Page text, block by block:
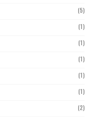
(5)
(1)
(1)
(1)
(1)
(1)
(2)